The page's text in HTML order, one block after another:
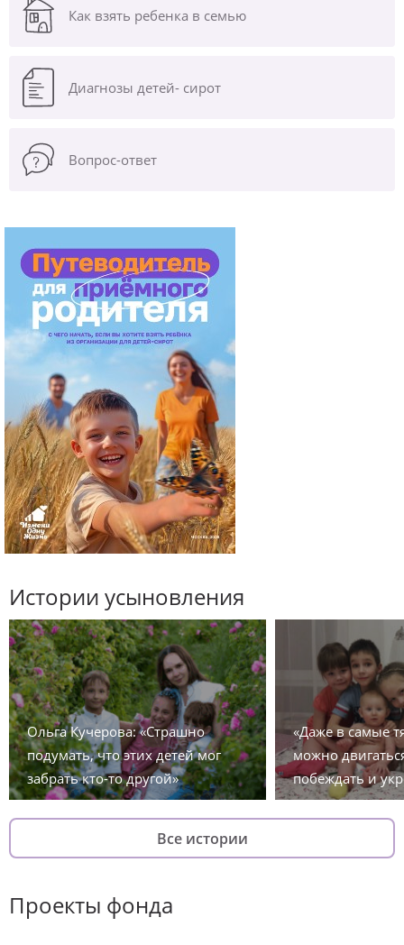
Как взять ребенка в семью
Диагнозы детей- сирот
Вопрос-ответ
Истории усыновления
Ольга Кучерова: «Страшно
подумать, что этих детей мог
забрать кто-то другой»
«Даже в самые
можно
побеждать и
Все истории
Проекты фонда